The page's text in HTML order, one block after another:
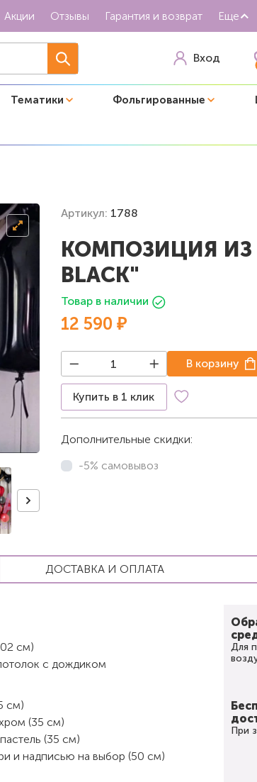
Акции Отзывы Гарантия и возврат Еще
Вход
Тематики Фольгированные
Артикул: 1788
КОМПОЗИЦИЯ ИЗ
BLACK"
Товар в наличии
12 590 ₽
Купить в 1 клик
В корзину
Дополнительные скидки:
-5% самовывоз
ДОСТАВКА И ОПЛАТА
см)
с дождиком
см)
(35 см)
(35 см)
и надписью на выбор (50 см)
Для
При